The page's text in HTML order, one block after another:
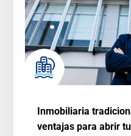
Inmobiliaria
ventajas para abrir